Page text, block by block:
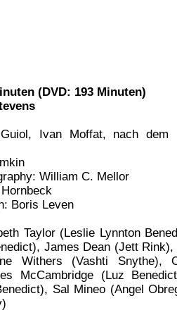
(DVD: 193 Minuten)
Ivan Moffat, nach dem
William C. Mellor
Boris Leven
Taylor (Leslie Lynnton
James Dean (Jett
Withers (Vashti Snythe),
McCambridge (Luz
Sal Mineo (Angel